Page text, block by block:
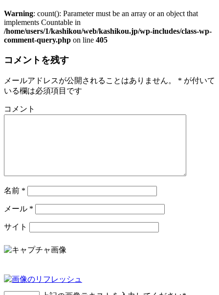
Warning: count(): Parameter must be an array or an object that
implements Countable in
/home/users/1/kashikou/web/kashikou.jp/wp-includes/class-wp-
comment-query.php on line 405
コメントを残す
メールアドレスが公開されることはありません。 * が付いて
いる欄は必須項目です
コメント
名前 *
メール *
サイト